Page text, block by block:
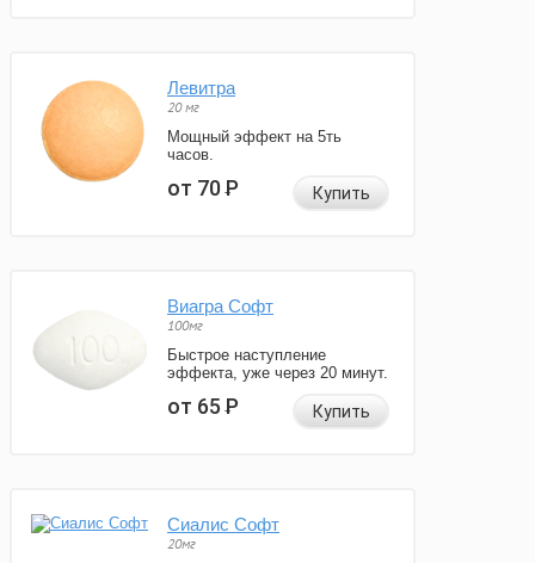
Левитра
20 мг
Мощный эффект на 5ть
часов.
от 70Р Купить
Виагра Софт
100мг
Быстрое наступление
эффекта, уже через 20 минут.
от 65Р Купить
Сиалис Софт
20мг